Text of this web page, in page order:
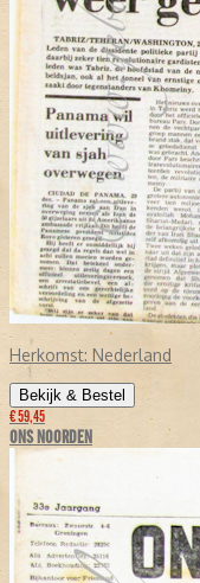
Herkomst: Nederland
Bekijk & Bestel
€ 59,45
ONS NOORDEN